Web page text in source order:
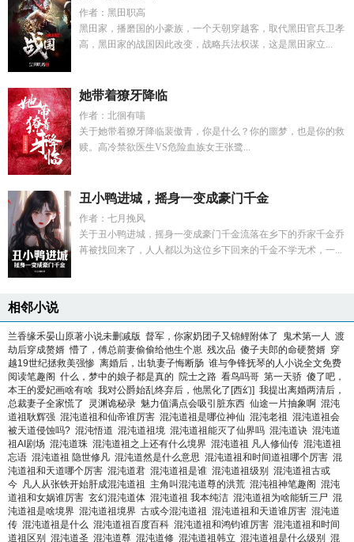
作者：黑田职高
黑田家，播磨国的小豪族，一个天朝穿越客，取代黑田官兵卫孝
高，黑田家的战国因此改变，战略兵法权谋，这是黑田家立...
她带着獠牙降临
作者：北徊有喵
关于她带着獠牙降临裴傲青，你是什么？你的噩梦，也是你的救
赎。高冷禁欲医生VS危险血族女王张鹭...
丑小鸭进城，摇身一变成豪门千金
作者：七月挽风
关于丑小鸭进城，摇身一变成豪门千金流落在乡下的乔家千金乔
苒被找回来了，人人都以为这位乡下回来的千金不学无术，一...
相邻小说
兰香缘禾晏山原著小说未删减版 督军，你家奶团子又锦鲤附体了 鬼术第一人 渡
劫后穿成赘婿 懵了，傅总前妻偷偷给他生个崽 残次品 傻子夫郎的命硬赘婿 穿
越19世纪拯救美强惨 离婚后，出轨妻子悔断肠 谁与争锋抚琴的人小说全文免费
阅读笔趣阁 什么，梦中的娘子都是真的 院士之路 看鸟吗哥 第一天骄 傻了吧，
本王的爱妃画啥有啥 我对公爵始乱终弃后，他黑化了[西幻] 我提出离婚两清后，
总裁妻子全家慌了
灵渊诡秘录 魅力值满点会吸引脏东西 仙途一片抽象啊 混沌
道祖耿辉强 混沌道祖和仙帝谁厉害 混沌道祖是哪位神仙 混沌老祖 混沌道祖会
被天道侵蚀吗? 混沌悟道 混沌道祖境 混沌道祖能灭了仙界吗 混沌道诀 混沌道
祖AI剧场 混沌道珠 混沌道祖之上还有什么境界 混沌道祖 凡人修仙传 混沌道祖
忘语 混沌道祖 隐世修凡 混沌道然是什么意思 混沌道祖和时间道祖哪个厉害 混
沌道祖和天道哪个厉害 混沌道君 混沌道祖是谁 混沌道祖级别 混沌道祖古或
今 凡人从张铁开始肝成混沌道祖 主角叫混沌道尊的洪荒 混沌祖神笔趣阁 混沌
道祖和女娲谁厉害 玄幻混沌道体 混沌道祖 我本纯洁 混沌道祖为啥能斩三尸 混
沌道祖是啥境界 混沌道祖境界 古或今混沌道祖 混沌道祖和天道谁厉害 混沌道
传 混沌道祖是什么 混沌道祖百度百科 混沌道祖和鸿钧谁厉害 混沌道祖和时间
道祖区别 混沌道圣 混沌道尊 混沌道修 混沌道祖韩立 混沌道祖是什么级别 混